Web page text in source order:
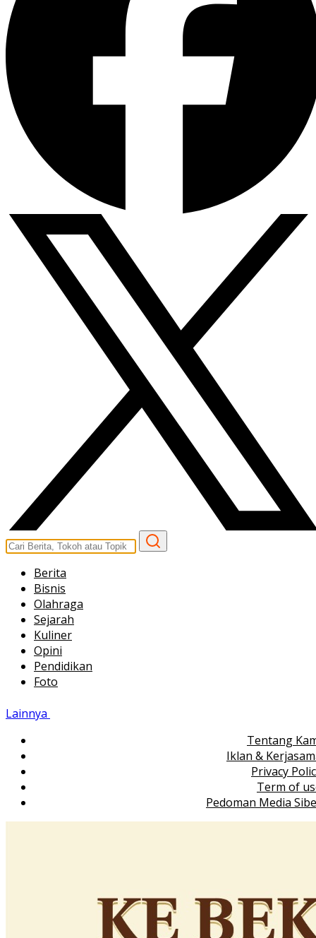
Berita
Bisnis
Olahraga
Sejarah
Kuliner
Opini
Pendidikan
Foto
Lainnya
Tentang
Iklan &
Privacy
Term of
Pedoman Media